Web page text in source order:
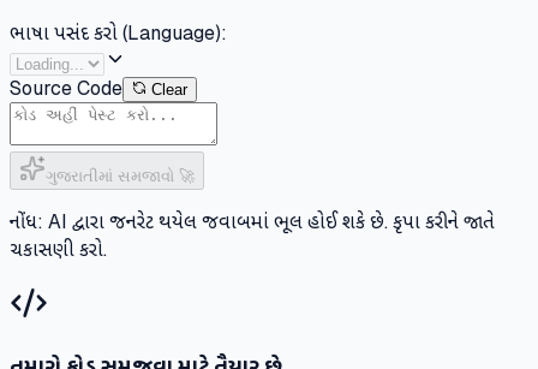
ભાષા પસંદ કરો (Language):
Source Code Clear
ગુજરાતીમાં સમજાવો 🚀
નોંધ: AI દ્વારા જનરેટ થયેલ જવાબમાં ભૂલ હોઈ શકે છે. કૃપા કરીને જાતે
ચકાસણી કરો.